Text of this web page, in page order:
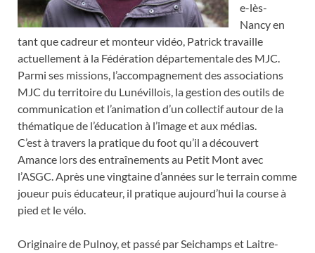
e-lès-
Nancy en
tant que cadreur et monteur vidéo, Patrick travaille
actuellement à la Fédération départementale des MJC.
Parmi ses missions, l’accompagnement des associations
MJC du territoire du Lunévillois, la gestion des outils de
communication et l’animation d’un collectif autour de la
thématique de l’éducation à l’image et aux médias.
C’est à travers la pratique du foot qu’il a découvert
Amance lors des entraînements au Petit Mont avec
l’ASGC. Après une vingtaine d’années sur le terrain comme
joueur puis éducateur, il pratique aujourd’hui la course à
pied et le vélo.
Originaire de Pulnoy, et passé par Seichamps et Laitre-